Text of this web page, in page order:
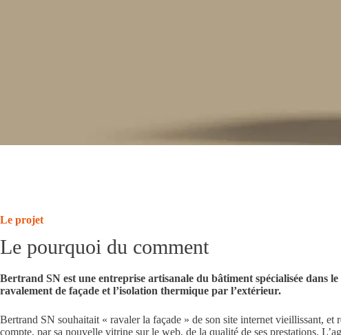
Le projet
Le pourquoi du comment
Bertrand SN est une entreprise artisanale du bâtiment spécialisée dans le
ravalement de façade et l’isolation thermique par l’extérieur.
Bertrand SN souhaitait « ravaler la façade » de son site internet vieillissant, et
compte, par sa nouvelle vitrine sur le web, de la qualité de ses prestations.